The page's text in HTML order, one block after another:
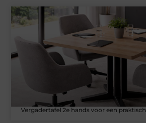
Vergadertafel 2e hands voor een